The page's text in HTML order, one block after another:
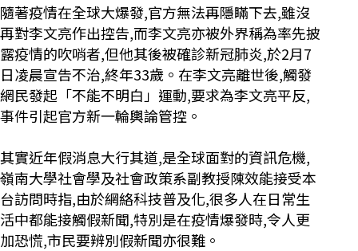
隨著疫情在全球大爆發,官方無法再隱瞞下去,雖沒
再對李文亮作出控告,而李文亮亦被外界稱為率先披
露疫情的吹哨者,但他其後被確診新冠肺炎,於2月7
日凌晨宣告不治,終年33歲。在李文亮離世後,觸發
網民發起「不能不明白」運動,要求為李文亮平反,
事件引起官方新一輪輿論管控。
其實近年假消息大行其道,是全球面對的資訊危機,
嶺南大學社會學及社會政策系副教授陳效能接受本
台訪問時指,由於網絡科技普及化,很多人在日常生
活中都能接觸假新聞,特別是在疫情爆發時,令人更
加恐慌,市民要辨別假新聞亦很難。